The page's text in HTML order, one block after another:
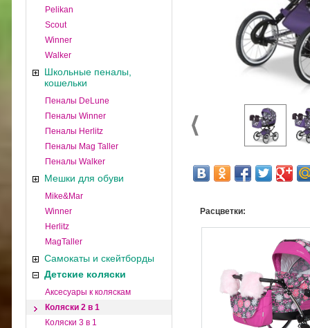
Pelikan
Scout
Winner
Walker
Школьные пеналы,
кошельки
Пеналы DeLune
Пеналы Winner
Пеналы Herlitz
Пеналы Mag Taller
Пеналы Walker
Мешки для обуви
Mike&Mar
Winner
Herlitz
MagTaller
Самокаты и скейтборды
Детские коляски
Аксесуары к коляскам
Коляски 2 в 1
Коляски 3 в 1
Расцветки: